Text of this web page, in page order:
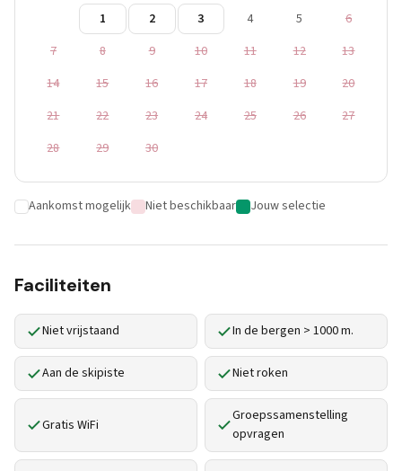
1 2 3 4 5
6
7
8 9 10 11 12
13
14
15 16 17 18 19
20
21
22 23 24 25 26
27
28
29 30
Aankomst mogelijk Niet beschikbaar Jouw selectie
Faciliteiten
Niet vrijstaand In de bergen > 1000 m.
Aan de skipiste Niet roken
Gratis WiFi
Groepssamenstelling
opvragen